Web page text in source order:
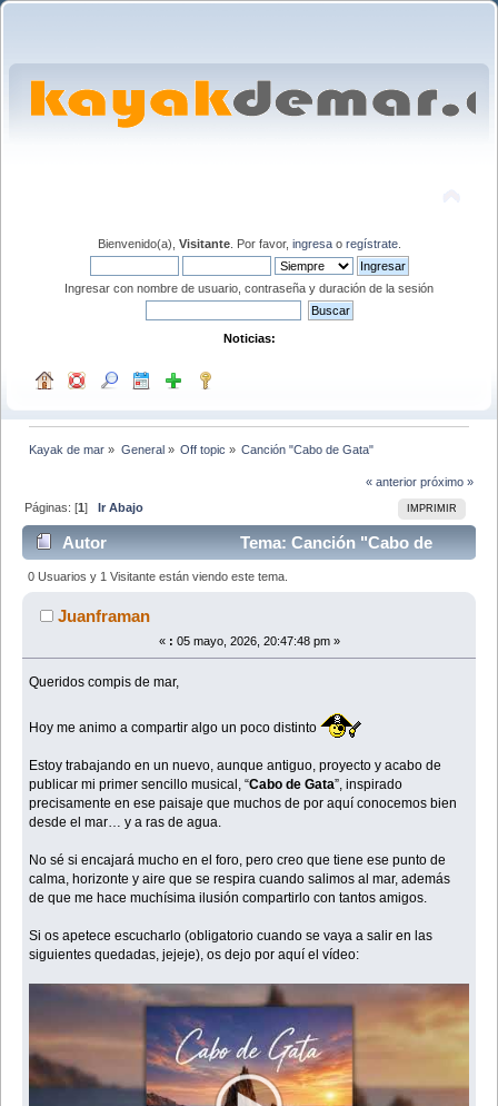
Bienvenido(a), Visitante. Por favor, ingresao regístrate.
Ingresar con nombre de usuario, contraseña y duración de la sesión
Noticias:
Kayak de mar » General» Off topic » Canción "Cabo de Gata"
« anterior próximo »
IMPRIMIR
Páginas: [1]Ir Abajo
Autor
Tema: Canción "Cabo de
Gata" (Leído 6419 veces)
0 Usuarios y 1 Visitante están viendo este tema.
Juanframan
« : 05 mayo, 2026, 20:47:48 pm »
Queridos compis de mar,
Hoy me animo a compartir algo un poco distinto
Estoy trabajando en un nuevo, aunque antiguo, proyecto y acabo de
publicar mi primer sencillo musical, “Cabo de Gata”, inspirado
precisamente en ese paisaje que muchos de por aquí conocemos bien
desde el mar… y a ras de agua.
No sé si encajará mucho en el foro, pero creo que tiene ese punto de
calma, horizonte y aire que se respira cuando salimos al mar, además
de que me hace muchísima ilusión compartirlo con tantos amigos.
Si os apetece escucharlo (obligatorio cuando se vaya a salir en las
siguientes quedadas, jejeje), os dejo por aquí el vídeo: